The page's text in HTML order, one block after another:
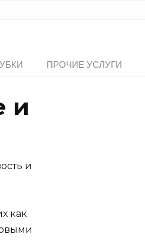
ПРОЧИЕ УСЛУГИ
и
и
как